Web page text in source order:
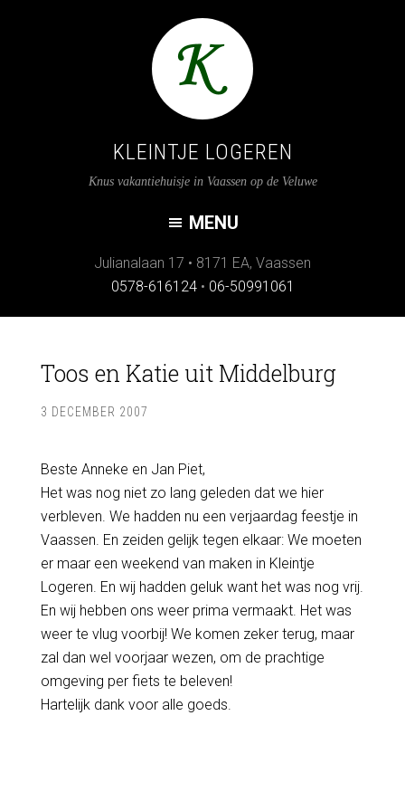
KLEINTJE LOGEREN
Knus vakantiehuisje in Vaassen op de Veluwe
Julianalaan 17 • 8171 EA, Vaassen
0578-616124 • 06-50991061
Toos en Katie uit Middelburg
3 DECEMBER 2007
Beste Anneke en Jan Piet,
Het was nog niet zo lang geleden dat we hier
verbleven. We hadden nu een verjaardag feestje in
Vaassen. En zeiden gelijk tegen elkaar: We moeten
er maar een weekend van maken in Kleintje
Logeren. En wij hadden geluk want het was nog vrij.
En wij hebben ons weer prima vermaakt. Het was
weer te vlug voorbij! We komen zeker terug, maar
zal dan wel voorjaar wezen, om de prachtige
omgeving per fiets te beleven!
Hartelijk dank voor alle goeds.